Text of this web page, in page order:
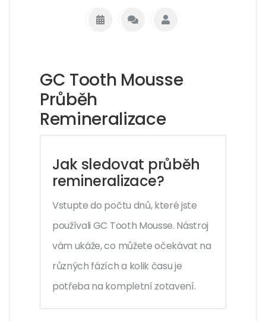
GC Tooth Mousse
Průběh
Remineralizace
Jak sledovat průběh
remineralizace?
Vstupte do počtu dnů, které jste
používali GC Tooth Mousse. Nástroj
vám ukáže, co můžete očekávat na
různých fázích a kolik času je
potřeba na kompletní zotavení.